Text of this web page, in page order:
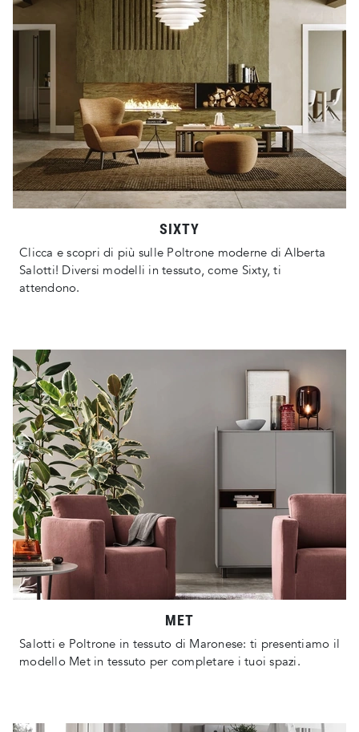
SIXTY
Clicca e scopri di più sulle Poltrone moderne di Alberta
Salotti! Diversi modelli in tessuto, come Sixty, ti
attendono.
MET
Salotti e Poltrone in tessuto di Maronese: ti presentiamo il
modello Met in tessuto per completare i tuoi spazi.